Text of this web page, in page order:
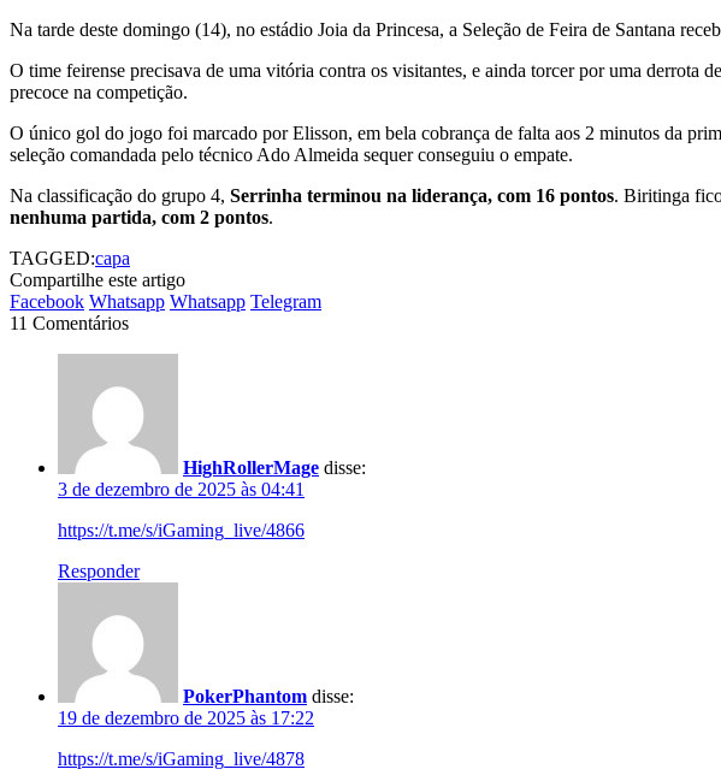
Na tarde deste domingo (14), no estádio Joia da Princesa, a Seleção de Feira de Santana
O time feirense precisava de uma vitória contra os visitantes, e ainda torcer por uma
precoce na competição.
O único gol do jogo foi marcado por Elisson, em bela cobrança de falta aos 2 minutos da
seleção comandada pelo técnico Ado Almeida sequer conseguiu o empate.
Na classificação do grupo 4, Serrinha terminou na liderança, com 16 pontos. Biritinga
nenhuma partida, com 2 pontos.
TAGGED:capa
Compartilhe este artigo
Facebook Whatsapp Whatsapp Telegram
11 Comentários
HighRollerMage disse:
3 de dezembro de 2025 às 04:41
https://t.me/s/iGaming_live/4866
Responder
PokerPhantom disse:
19 de dezembro de 2025 às 17:22
https://t.me/s/iGaming_live/4878